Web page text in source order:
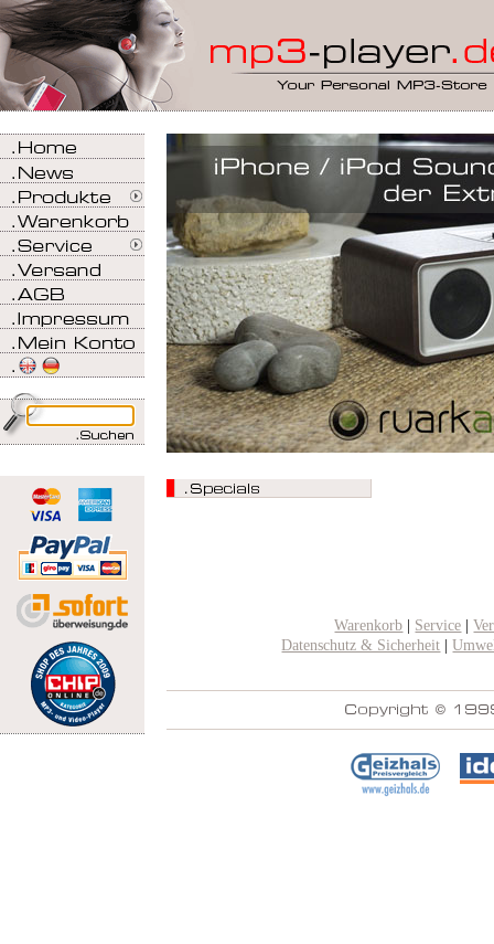
Warenkorb Service |
Datenschutz & Sicherheit |